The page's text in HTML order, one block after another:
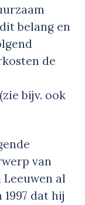
belang en
de
bijv. ook
van
al
dat hij